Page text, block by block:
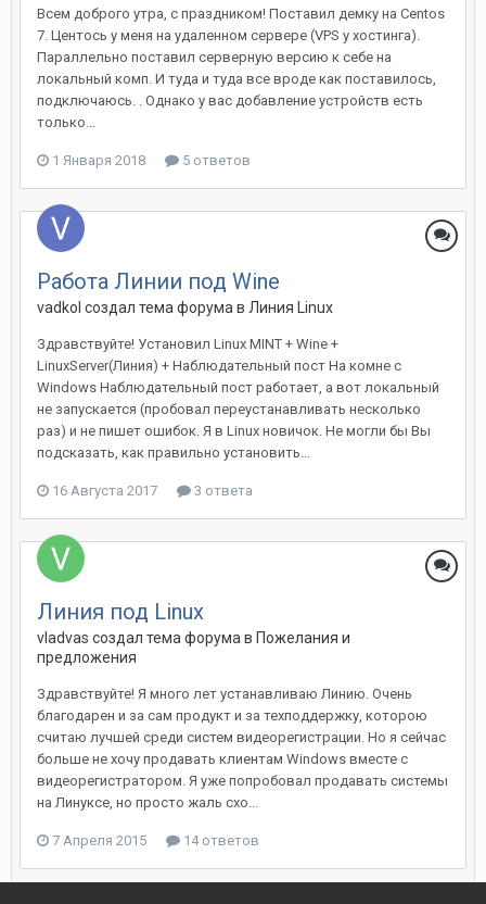
Всем доброго утра, с праздником! Поставил демку на Centos
7. Центось у меня на удаленном сервере (VPS у хостинга).
Параллельно поставил серверную версию к себе на
локальный комп. И туда и туда все вроде как поставилось,
подключаюсь. . Однако у вас добавление устройств есть
только...
1 Января 2018 5 ответов
Работа Линии под Wine
vadkol создал тема форума в Линия Linux
Здравствуйте! Установил Linux MINT + Wine +
LinuxServer(Линия) + Наблюдательный пост На комне с
Windows Наблюдательный пост работает, а вот локальный
не запускается (пробовал переустанавливать несколько
раз) и не пишет ошибок. Я в Linux новичок. Не могли бы Вы
подсказать, как правильно установить...
16 Августа 2017 3 ответа
Линия под Linux
vladvas создал тема форума в Пожелания и
предложения
Здравствуйте! Я много лет устанавливаю Линию. Очень
благодарен и за сам продукт и за техподдержку, которою
считаю лучшей среди систем видеорегистрации. Но я сейчас
больше не хочу продавать клиентам Windows вместе с
видеорегистратором. Я уже попробовал продавать системы
на Линуксе, но просто жаль схо...
7 Апреля 2015 14 ответов